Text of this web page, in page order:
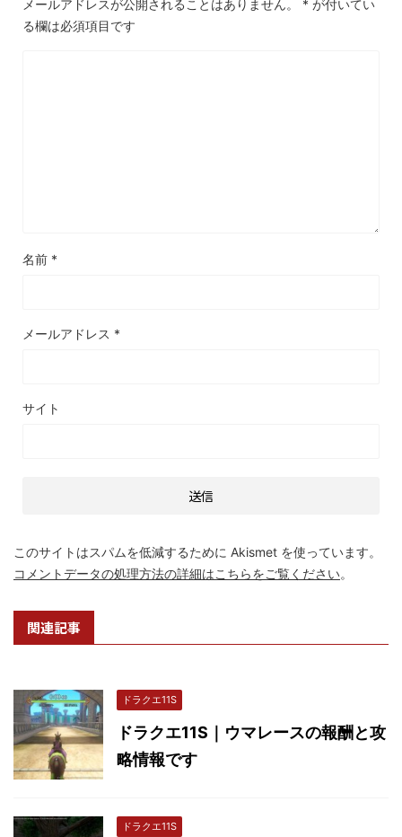
メールアドレスが公開されることはありません。 * が付いてい
る欄は必須項目です
名前 *
メールアドレス *
サイト
このサイトはスパムを低減するために Akismet を使っています。
コメントデータの処理方法の詳細はこちらをご覧ください。
関連記事
ドラクエ11S
ドラクエ11S｜ウマレースの報酬と攻
略情報です
ドラクエ11S